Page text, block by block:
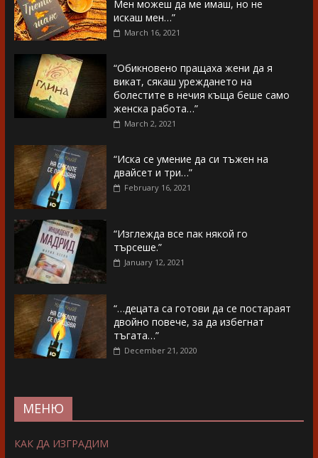
Мен можеш да ме имаш, но не
искаш мен…”
March 16, 2021
“Обикновено пращаха жени да я
викат, сякаш уреждането на
болестите в нечия къща беше само
женска работа…”
March 2, 2021
“Иска се умение да си тъжен на
двайсет и три…”
February 16, 2021
“Изглежда все пак някой го
търсеше.”
January 12, 2021
“…децата са готови да се постараят
двойно повече, за да избегнат
тъгата…”
December 21, 2020
МЕНЮ
КАК ДА ИЗГРАДИМ